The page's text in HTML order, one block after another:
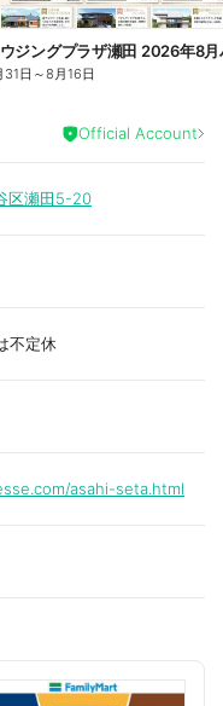
31日 ～8月16日
Official Account
区瀬田5-20
不定休
asahi-seta.html